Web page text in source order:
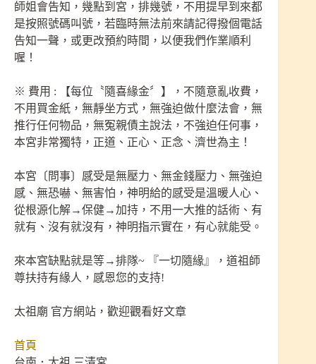
師姐會告知，幾點到宮，排幾號，不用提早到來都
是按照號碼叫號，若臨時無法前來請記得撥個電話
告知一聲，或更改預約時間，以便我們作業順利
喔！
※ 費用 : 【每位〝隨喜緣金〞】，不隨意亂收費，
不用買金紙，無靜坐方式，無強迫做什麼法會，無
推行任何物品，無冤親債主說法，不強迫任何事，
本宮非常獨特，正道、正心、正念、濟世為主！
本宮〔問事〕感受是無壓力、無金錢壓力、無強迫
感、無恐嚇、無害怕，神明給的感受是溫暖人心、
從根源化解→保健→加持，不用一大推的話術、有
就有、沒有就沒有，神明指示實在，有心就能受。
來本宮缺點就是等→排隊~ 『一切隨緣』，道祖師
尊扶持有緣人，感恩您的支持!
太祖廟 官方網站，歡迎觀看好文章
首頁